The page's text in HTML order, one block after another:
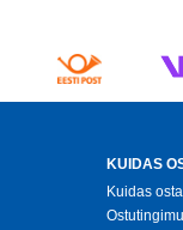
KUIDAS
Kuidas osta